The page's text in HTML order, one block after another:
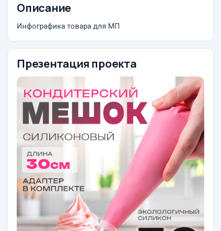
Описание
Инфографика товара для МП
Презентация проекта